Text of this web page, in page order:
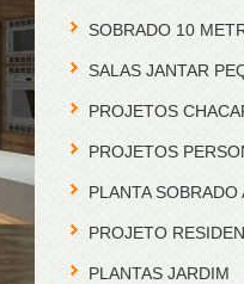
SOBRADO 10
SALAS JANTAR
PROJETOS
PROJETOS
PLANTA SOBRADO
PROJETO
PLANTAS JARDIM